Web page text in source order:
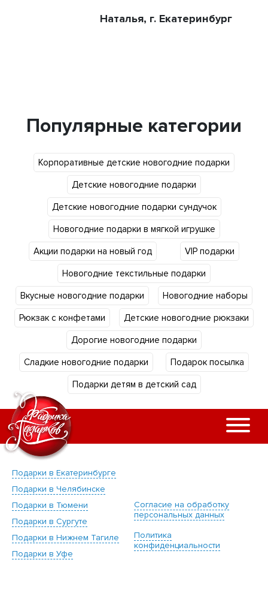
Наталья, г. Екатеринбург
Популярные категории
Корпоративные детские новогодние подарки
Детские новогодние подарки
Детские новогодние подарки сундучок
Новогодние подарки в мягкой игрушке
Акции подарки на новый год VIP подарки
Новогодние текстильные подарки
Вкусные новогодние подарки Новогодние наборы
Рюкзак с конфетами Детские новогодние рюкзаки
Дорогие новогодние подарки
Сладкие новогодние подарки Подарок посылка
Подарки детям в детский сад
Подарки в Екатеринбурге
Подарки в Челябинске
Подарки в Тюмени
Подарки в Сургуте
Подарки в Нижнем Тагиле
Подарки в Уфе
Согласие на обработку
персональных данных
Политика
конфиденциальности